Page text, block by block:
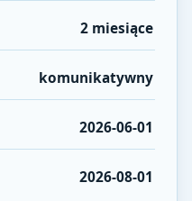
2 miesiące
komunikatywny
2026-06-01
2026-08-01